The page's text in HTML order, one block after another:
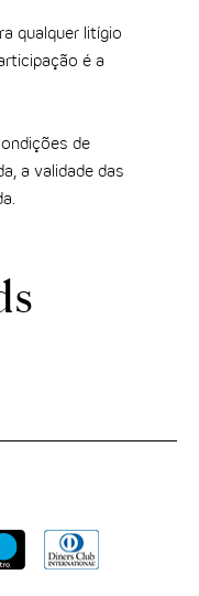
qualquer litígio
é a
de
a validade das